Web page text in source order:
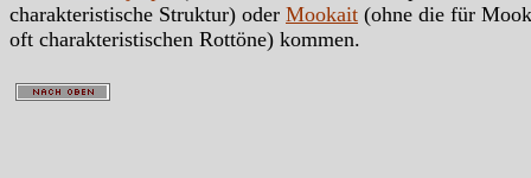
charakteristische Struktur) oder Mookait (ohne die für
oft charakteristischen Rottöne) kommen.